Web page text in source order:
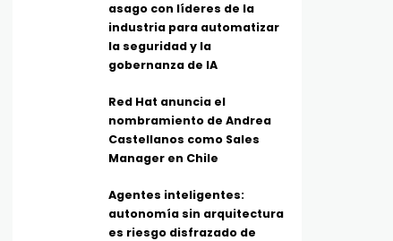
asago con líderes de la
industria para automatizar
la seguridad y la
gobernanza de IA
Red Hat anuncia el
nombramiento de Andrea
Castellanos como Sales
Manager en Chile
Agentes inteligentes:
autonomía sin arquitectura
es riesgo disfrazado de